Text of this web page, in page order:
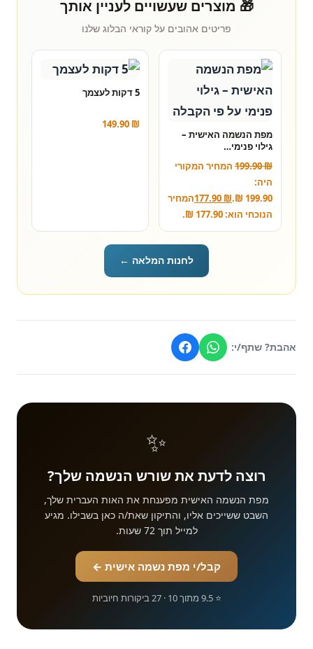
🎁 מוצרים שעשויים לעניין אותך
פריטים אהובים על קוראי הבלוג שלנו
מפת הנשמה האישית –
גילוי פנימי…
199.90₪
המחיר המקורי
היה:
199.90 ₪.
177.90 ₪
המחיר
הנוכחי הוא: 177.90 ₪.
5 דקות לעצמך
149.90 ₪
לחנות המלאה ←
אהבת? שתף/י:
✨
רוצה לדעת את שורש הנשמה שלך?
מפת הנשמה האישית מפענחת את האות העברית שלך,
השבט ששייכים אליו, והתיקון שאת/ה כאן בשבילו. מגיע
למייל תוך 72 שעות.
קבל/י מפת נשמה אישית ←
⭐ 9.5 מתוך 10 · 27 ביקורות חיוביות